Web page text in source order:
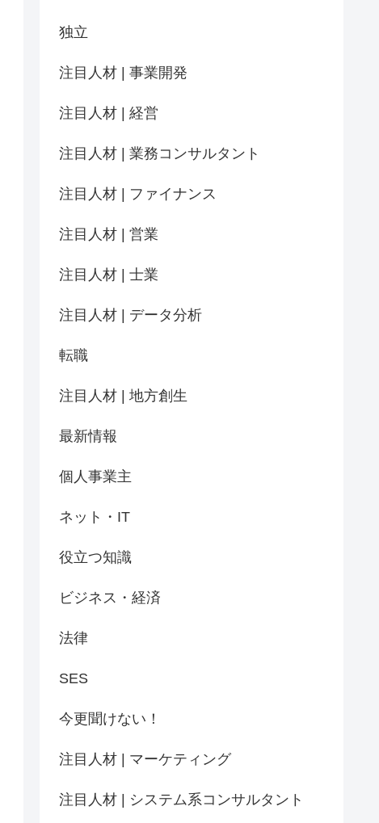
独立
注目人材 | 事業開発
注目人材 | 経営
注目人材 | 業務コンサルタント
注目人材 | ファイナンス
注目人材 | 営業
注目人材 | 士業
注目人材 | データ分析
転職
注目人材 | 地方創生
最新情報
個人事業主
ネット・IT
役立つ知識
ビジネス・経済
法律
SES
今更聞けない！
注目人材 | マーケティング
注目人材 | システム系コンサルタント